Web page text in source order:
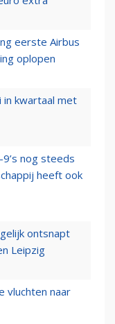
eerste Airbus
oplopen
in kwartaal met
nog steeds
heeft ook
ontsnapt
Leipzig
vluchten naar